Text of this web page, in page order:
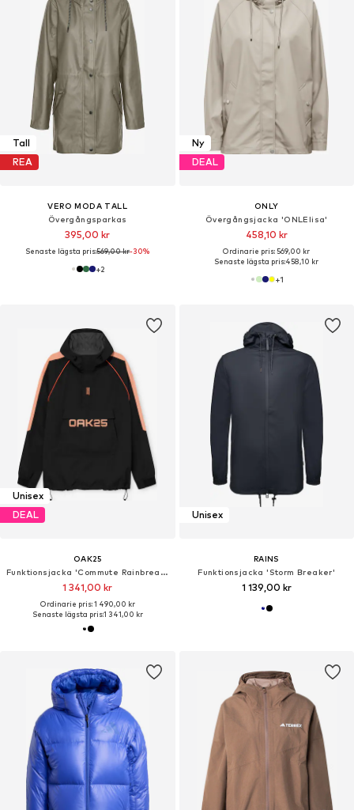
Tall
REA
VERO MODA TALL
Övergångsparkas
395,00 kr
Senaste lägsta pris:569,00 kr-30%
+2
Ny
DEAL
ONLY
Övergångsjacka 'ONLElisa'
458,10 kr
Ordinarie pris: 569,00 kr
Senaste lägsta pris:458,10 kr
+1
Unisex
DEAL
OAK25
Funktionsjacka 'Commute Rainbreaker'
1 341,00 kr
Ordinarie pris: 1 490,00 kr
Senaste lägsta pris:1 341,00 kr
Unisex
RAINS
Funktionsjacka 'Storm Breaker'
1 139,00 kr